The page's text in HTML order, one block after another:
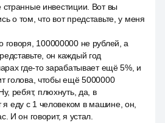
странные инвестиции. Вот вы
о том, что вот представьте, у меня
говоря, 100000000 не рублей, а
он каждый год
где-то зарабатывает ещё 5%, и
голова, чтобы ещё 5000000
ребят, плюхнуть, да, в
еду с 1 человеком в машине, он,
И он говорит, я устал.